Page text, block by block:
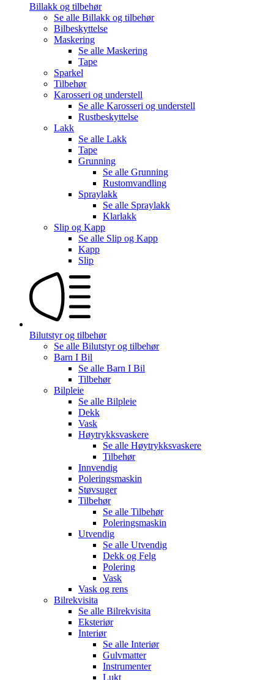
Billakk og tilbehør
Se alle Billakk og tilbehør
Bilbeskyttelse
Maskering
Se alle Maskering
Tape
Sparkel
Tilbehør
Karosseri og understell
Se alle Karosseri og understell
Rustbeskyttelse
Lakk
Se alle Lakk
Tape
Grunning
Se alle Grunning
Rustomvandling
Spraylakk
Se alle Spraylakk
Klarlakk
Slip og Kapp
Se alle Slip og Kapp
Kapp
Slip
Bilutstyr og tilbehør
Se alle Bilutstyr og tilbehør
Barn I Bil
Se alle Barn I Bil
Tilbehør
Bilpleie
Se alle Bilpleie
Dekk
Vask
Høytrykksvaskere
Se alle Høytrykksvaskere
Tilbehør
Innvendig
Poleringsmaskin
Støvsuger
Tilbehør
Se alle Tilbehør
Poleringsmaskin
Utvendig
Se alle Utvendig
Dekk og Felg
Polering
Vask
Vask og rens
Bilrekvisita
Se alle Bilrekvisita
Eksteriør
Interiør
Se alle Interiør
Gulvmatter
Instrumenter
Lukt